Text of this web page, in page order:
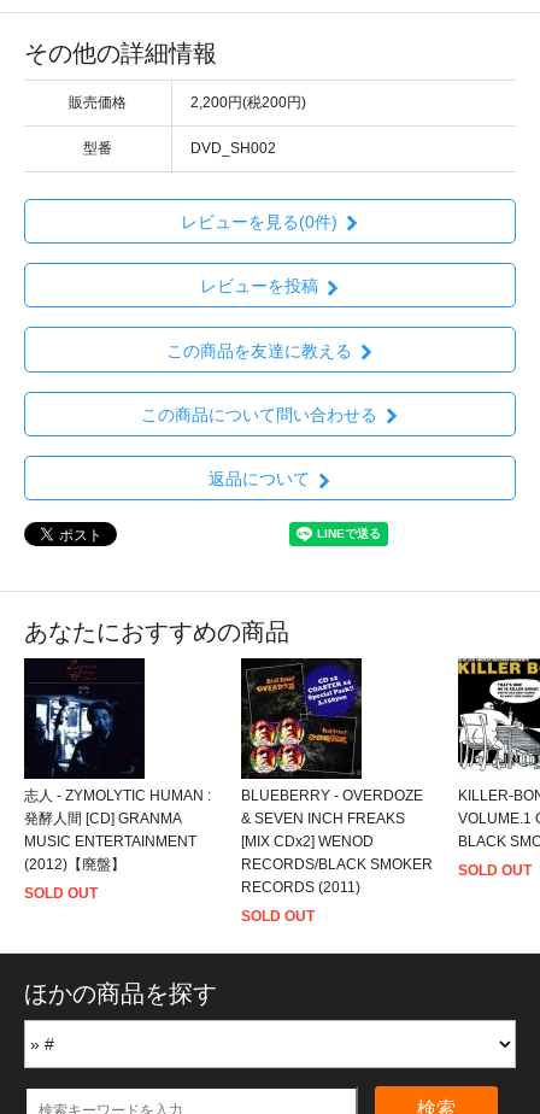
その他の詳細情報
販売価格 2,200円(税200円)
型番 DVD_SH002
レビューを見る(0件)
レビューを投稿
この商品を友達に教える
この商品について問い合わせる
返品について
あなたにおすすめの商品
志人 - ZYMOLYTIC HUMAN :
発酵人間 [CD] GRANMA
MUSIC ENTERTAINMENT
(2012)【廃盤】
SOLD OUT
BLUEBERRY - OVERDOZE
& SEVEN INCH FREAKS
[MIX CDx2] WENOD
RECORDS/BLACK SMOKER
RECORDS (2011)
SOLD OUT
KILLER-
VOLUME.1
BLACK
SOLD OUT
ほかの商品を探す
検索